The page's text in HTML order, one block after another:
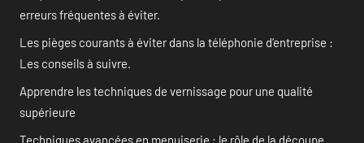
erreurs fréquentes à éviter.
Les pièges courants à éviter dans la téléphonie d’entreprise :
Les conseils à suivre.
Apprendre les techniques de vernissage pour une qualité
supérieure
Techniques avancées en menuiserie : le rôle de la découpe